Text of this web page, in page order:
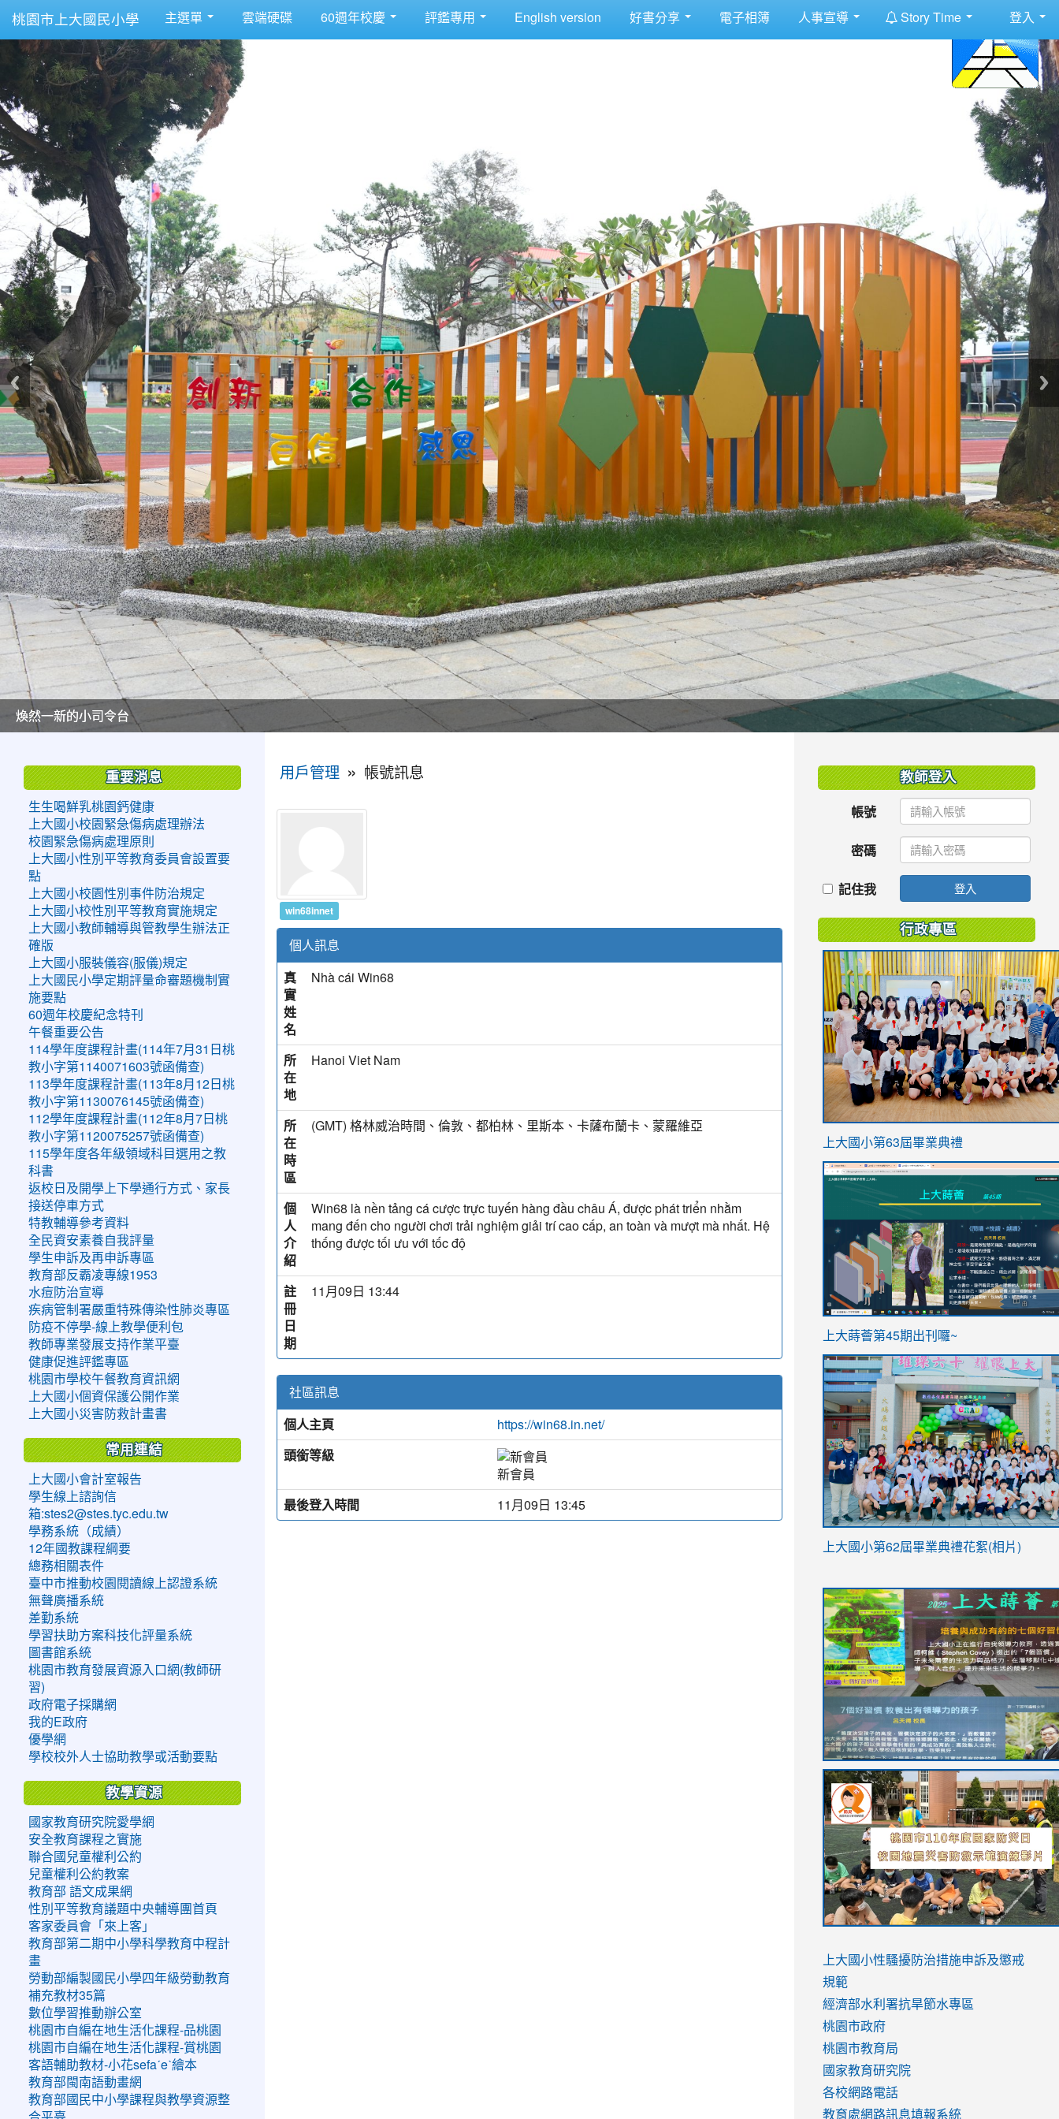
桃園市上大國民小學 主選單 雲端硬碟 60週年校慶 評鑑專用 English version 好書分享 電子相簿 人事宣導 Story Time 登入
美麗的操場是我們活力的來源
美麗的操場是我們活力的來源
煥然一新的小司令台
煥然一新的小司令台
富含桃園埤塘田園風光意象的中廊
富含桃園埤塘田園風光意象的中廊
嶄新的中庭廣場
嶄新的中庭廣場
水生池生生不息
水生池生生不息
用戶管理 » 帳號訊息
win68innet
個人訊息
真
實
姓
名
Nhà cái Win68
所
在
地
Hanoi Viet Nam
所
在
時
區
(GMT) 格林威治時間、倫敦、都柏林、里斯本、卡薩布蘭卡、蒙羅維亞
個
人
介
紹
Win68 là nền tảng cá cược trực tuyến hàng đầu châu Á, được phát triển nhằm
mang đến cho người chơi trải nghiệm giải trí cao cấp, an toàn và mượt mà nhất. Hệ
thống được tối ưu với tốc độ
註
冊
日
期
11月09日 13:44
社區訊息
個人主頁
https://win68.in.net/
頭銜等級
新會員
最後登入時間
11月09日 13:45
重要消息
生生喝鮮乳桃園鈣健康
上大國小校園緊急傷病處理辦法
校園緊急傷病處理原則
上大國小性別平等教育委員會設置要
點
上大國小校園性別事件防治規定
上大國小校性別平等教育實施規定
上大國小教師輔導與管教學生辦法正
確版
上大國小服裝儀容(服儀)規定
上大國民小學定期評量命審題機制實
施要點
60週年校慶紀念特刊
午餐重要公告
114學年度課程計畫(114年7月31日桃
教小字第1140071603號函備查)
113學年度課程計畫(113年8月12日桃
教小字第1130076145號函備查)
112學年度課程計畫(112年8月7日桃
教小字第1120075257號函備查)
115學年度各年級領域科目選用之教
科書
返校日及開學上下學通行方式、家長
接送停車方式
特教輔導參考資料
全民資安素養自我評量
學生申訴及再申訴專區
教育部反霸凌專線1953
水痘防治宣導
疾病管制署嚴重特殊傳染性肺炎專區
防疫不停學-線上教學便利包
教師專業發展支持作業平臺
健康促進評鑑專區
桃園市學校午餐教育資訊網
上大國小個資保護公開作業
上大國小災害防救計畫書
常用連結
上大國小會計室報告
學生線上諮詢信
箱:stes2@stes.tyc.edu.tw
學務系統（成績）
12年國教課程綱要
總務相關表件
臺中市推動校園閱讀線上認證系統
無聲廣播系統
差勤系統
學習扶助方案科技化評量系統
圖書館系統
桃園市教育發展資源入口網(教師研
習)
政府電子採購網
我的E政府
優學網
學校校外人士協助教學或活動要點
教學資源
國家教育研究院愛學網
安全教育課程之實施
聯合國兒童權利公約
兒童權利公約教案
教育部 語文成果網
性別平等教育議題中央輔導團首頁
客家委員會「來上客」
教育部第二期中小學科學教育中程計
畫
勞動部編製國民小學四年級勞動教育
補充教材35篇
數位學習推動辦公室
桃園市自編在地生活化課程-品桃園
桃園市自編在地生活化課程-賞桃園
客語輔助教材-小花sefaˊeˋ繪本
教育部閩南語動畫網
教育部國民中小學課程與教學資源整
教師登入
帳號
密碼
記住我 登入
行政專區
link
https://sites.google.com/stes.tyc.edu.tw/
上大國小第63屆畢業典禮
link
ink
https://sites.google.com/stes.tyc.edu.tw/
link
https://sites.google.com/stes.tyc.edu.tw/
上大蒔薈第45期出刊囉~
link
YfDQppRvyMk686kIw6SBbssEIZ6WnT/
usp=sharing
上大國小第62屆畢業典禮花絮(相片)
to
https://drive.google.com/file/d/1I-
YfDQppRvyMk686kIw6SBbssEIZ6WnT/
usp=sharing
to
https://sites.google.com/stes.tyc.edu.tw/
link
to
https://sites.google.com/stes.tyc.edu.tw/
link
to
https://drive.google.com/file/d/
usp=sharing
link
to
https://youtu.be/jJOMVWY3-
8M
link
to
https://drive.google.com/file/d/
usp=sharing
to
https://www.youtube.com/watch?
v=hC_gdZndU9s
to
https://www.youtube.com/watch?
v=hC_gdZndU9s
link
to
https://www.youtube.com/watch?
v=mfpNykQ0g4M
上大國小性騷擾防治措施申訴及懲戒
規範
經濟部水利署抗旱節水專區
桃園市政府
桃園市教育局
國家教育研究院
各校網路電話
教育處網路訊息填報系統